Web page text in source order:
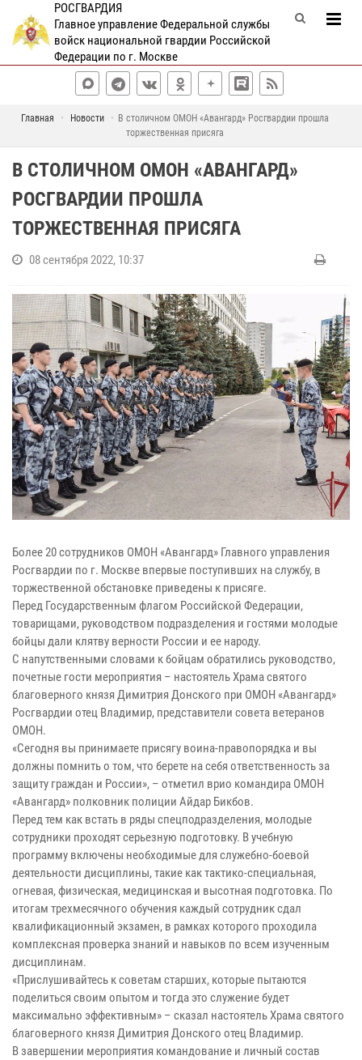
РОСГВАРДИЯ
Главное управление Федеральной службы
войск национальной гвардии Российской
Федерации по г. Москве
Главная Новости
В столичном ОМОН «Авангард» Росгвардии прошла
торжественная присяга
В СТОЛИЧНОМ ОМОН «АВАНГАРД»
РОСГВАРДИИ ПРОШЛА
ТОРЖЕСТВЕННАЯ ПРИСЯГА
08 сентября 2022, 10:37
Более 20 сотрудников ОМОН «Авангард» Главного управления
Росгвардии по г. Москве впервые поступивших на службу, в
торжественной обстановке приведены к присяге.
Перед Государственным флагом Российской Федерации,
товарищами, руководством подразделения и гостями молодые
бойцы дали клятву верности России и ее народу.
С напутственными словами к бойцам обратились руководство,
почетные гости мероприятия – настоятель Храма святого
благоверного князя Димитрия Донского при ОМОН «Авангард»
Росгвардии отец Владимир, представители совета ветеранов
ОМОН.
«Сегодня вы принимаете присягу воина-правопорядка и вы
должны помнить о том, что берете на себя ответственность за
защиту граждан и России», – отметил врио командира ОМОН
«Авангард» полковник полиции Айдар Бикбов.
Перед тем как встать в ряды спецподразделения, молодые
сотрудники проходят серьезную подготовку. В учебную
программу включены необходимые для служебно-боевой
деятельности дисциплины, такие как тактико-специальная,
огневая, физическая, медицинская и высотная подготовка. По
итогам трехмесячного обучения каждый сотрудник сдал
квалификационный экзамен, в рамках которого проходила
комплексная проверка знаний и навыков по всем изученным
дисциплинам.
«Прислушивайтесь к советам старших, которые пытаются
поделиться своим опытом и тогда это служение будет
максимально эффективным» – сказал настоятель Храма святого
благоверного князя Димитрия Донского отец Владимир.
В завершении мероприятия командование и личный состав